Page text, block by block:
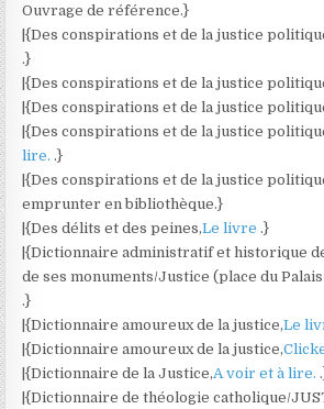
Ouvrage de référence.}
|{Des conspirations et de la justice
.}
|{Des conspirations et de la justice
|{Des conspirations et de la justice
|{Des conspirations et de la justice
lire..}
|{Des conspirations et de la justice
emprunter en bibliothèque.}
|{Des délits et des peines,Le livre.}
|{Dictionnaire administratif et historique
de ses monuments/Justice (place du
.}
|{Dictionnaire amoureux de la justice,Le
|{Dictionnaire amoureux de la justice,
|{Dictionnaire de la Justice,A voir et à lire.
|{Dictionnaire de théologie catholique/